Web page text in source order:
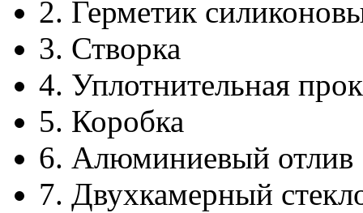
2. Герметик
3. Створка
4. Уплотнительная
5. Коробка
6. Алюминиевый отлив
7. Двухкамерный